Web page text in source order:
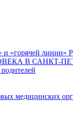
«горячей линии»
В САНКТ-
медицинских